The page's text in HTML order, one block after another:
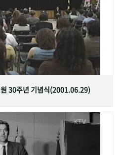
30주년 기념식(2001.06.29)